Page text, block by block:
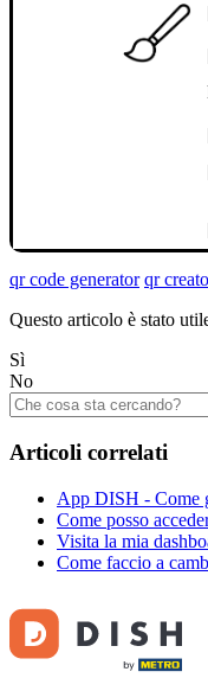
qr code generator qr
Questo articolo è stato
Sì
No
Articoli correlati
App DISH - Come
Come posso
Visita la mia
Come faccio a